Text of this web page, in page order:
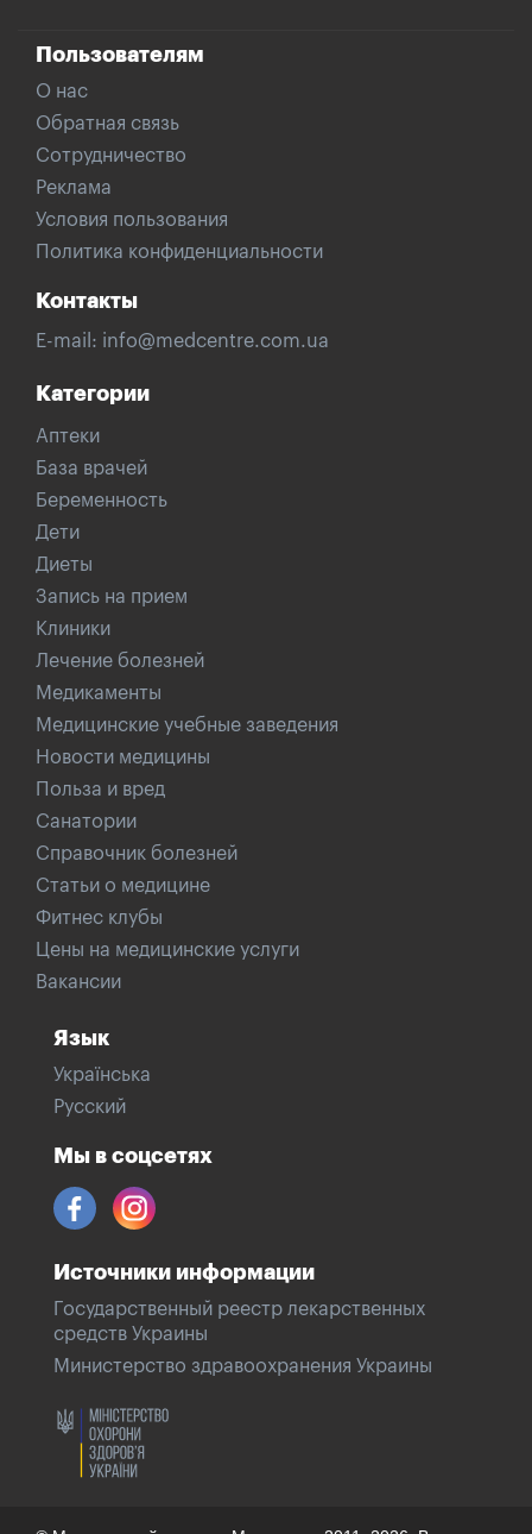
Пользователям
О нас
Обратная связь
Сотрудничество
Реклама
Условия пользования
Политика конфиденциальности
Контакты
E-mail: info@medcentre.com.ua
Категории
Аптеки
База врачей
Беременность
Дети
Диеты
Запись на прием
Клиники
Лечение болезней
Медикаменты
Медицинские учебные заведения
Новости медицины
Польза и вред
Санатории
Справочник болезней
Статьи о медицине
Фитнес клубы
Цены на медицинские услуги
Вакансии
Язык
Українська
Русский
Мы в соцсетях
Источники информации
Государственный реестр лекарственных
средств Украины
Министерство здравоохранения Украины